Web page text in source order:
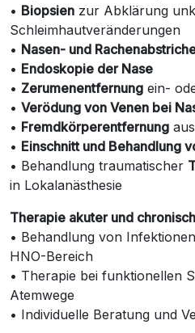
• Biopsien zur Abklärung
Schleimhautveränderungen
• Nasen- und
• Endoskopie der Nase
• Zerumenentfernung ein-
• Verödung von Venen bei
• Fremdkörperentfernung
• Einschnitt und Behandlung
• Behandlung traumatischer
in Lokalanästhesie
Therapie akuter und
• Behandlung von
HNO-Bereich
• Therapie bei funktionellen
Atemwege
• Individuelle Beratung und